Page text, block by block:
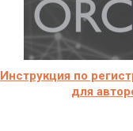
Инструкция по
для